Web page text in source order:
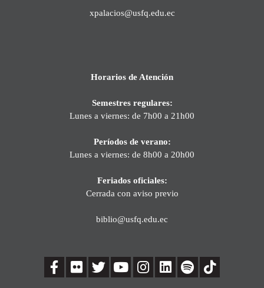
xpalacios@usfq.edu.ec
Horarios de Atención
Semestres regulares:
Lunes a viernes: de 7h00 a 21h00
Períodos de verano:
Lunes a viernes: de 8h00 a 20h00
Feriados oficiales:
Cerrada con aviso previo
biblio@usfq.edu.ec